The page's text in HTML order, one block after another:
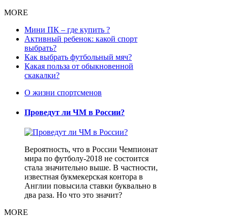
MORE
Мини ПК – где купить ?
Активный ребенок: какой спорт
выбрать?
Как выбрать футбольный мяч?
Какая польза от обыкновенной
скакалки?
О жизни спортсменов
Проведут ли ЧМ в России?
Вероятность, что в России Чемпионат
мира по футболу-2018 не состоится
стала значительно выше. В частности,
известная букмекерская контора в
Англии повысила ставки буквально в
два раза. Но что это значит?
MORE